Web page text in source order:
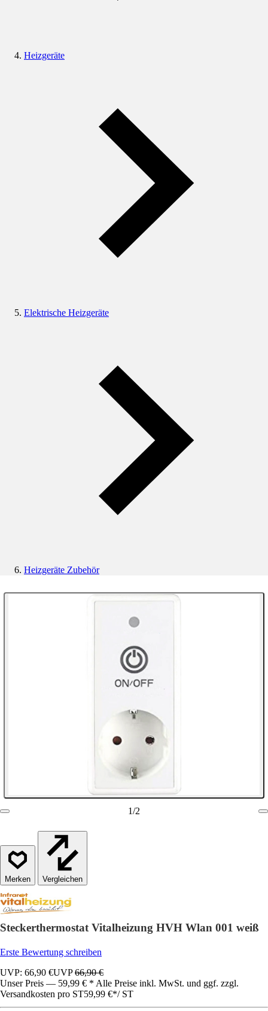
Heizgeräte
Elektrische Heizgeräte
Heizgeräte Zubehör
1/2
Vergleichen
Steckerthermostat Vitalheizung HVH Wlan 001 weiß
Erste Bewertung schreiben
UVP: 66,90 €UVP66,90 €
Unser Preis — 59,99 € * Alle Preise inkl. MwSt. und ggf. zzgl.
Versandkosten pro ST59,99 €*/ ST